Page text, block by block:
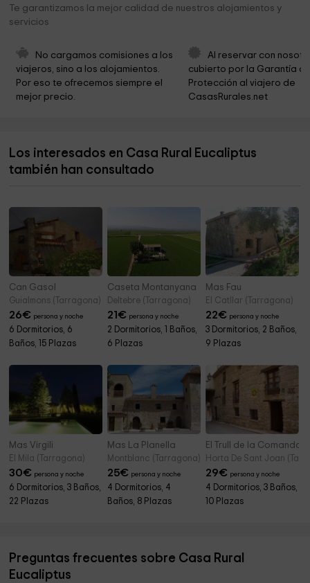
Ayuntamiento de Rodonya
Iglesia de Sant Joan Baptista
Museo del campo
Iglesia de Sant Pere 3,4 km
Molì del Mig
Te garantizamos la mejor calidad de nuestros alojamientos y
servicios
No cargamos comisiones a los
viajeros, sino a los alojamientos.
Por eso te ofrecemos siempre el
mejor precio.
Al reservar con
cubierto por la Garantía
Protección al viajero de
CasasRurales.net
Los interesados en Casa Rural Eucaliptus
también han consultado
Can Gasol
Guialmons (Tarragona)
26€ persona y noche
6 Dormitorios, 6
Baños, 15 Plazas
Caseta Montanyana
Deltebre (Tarragona)
21€ persona y noche
2 Dormitorios, 1 Baños,
6 Plazas
Mas Fau
El Catllar (Tarragona)
22€ persona y noche
3 Dormitorios, 2 Baños,
9 Plazas
Mas Virgili
El Mila (Tarragona)
30€ persona y noche
6 Dormitorios, 3 Baños,
22 Plazas
Mas La Planella
Montblanc (Tarragona)
25€ persona y noche
4 Dormitorios, 4
Baños, 8 Plazas
El Trull de la Comanda
Horta De Sant Joan
29€ persona y noche
4 Dormitorios, 3 Baños,
10 Plazas
Preguntas frecuentes sobre Casa Rural
Eucaliptus